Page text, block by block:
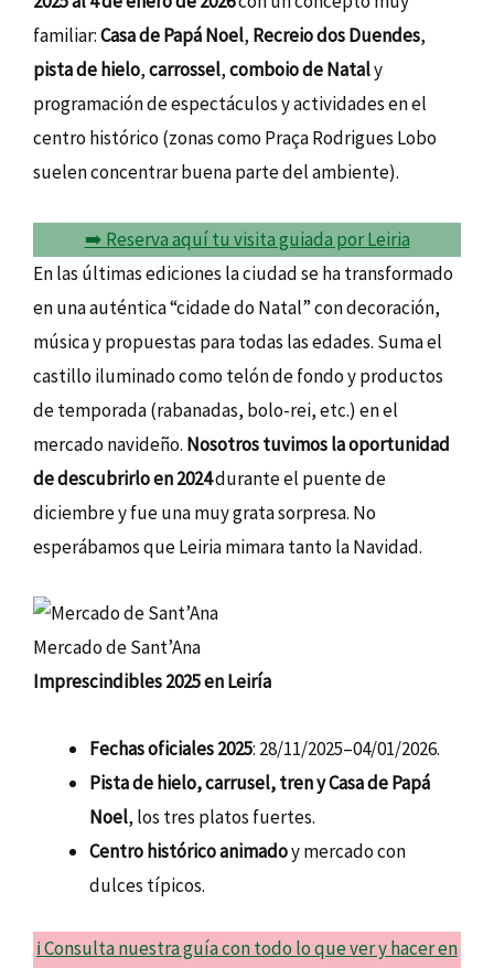
familiar:Casa de Papá Noel, Recreio dos Duendes,
pista de hielo,carrossel,comboio de Nataly
programación de espectáculos y actividades en el
centro histórico (zonas como Praça Rodrigues Lobo
suelen concentrar buena parte del ambiente).
➡️ Reserva aquí tu visita guiada por Leiria
En las últimas ediciones la ciudad se ha transformado
en una auténtica “cidade do Natal” con decoración,
música y propuestas para todas las edades. Suma el
castillo iluminado como telón de fondo y productos
de temporada (rabanadas, bolo-rei, etc.) en el
mercado navideño. Nosotros tuvimos la oportunidad
de descubrirlo en 2024durante el puente de
diciembre y fue una muy grata sorpresa. No
esperábamos que Leiria mimara tanto la Navidad.
Mercado de Sant’Ana
Imprescindibles 2025 en Leiría
Fechas oficiales 2025: 28/11/2025–04/01/2026.
Pista de hielo, carrusel, tren y Casa de Papá
Noel, los tres platos fuertes.
Centro histórico animadoy mercado con
dulces típicos.
ℹ️ Consulta nuestra guía con todo lo que ver y hacer en